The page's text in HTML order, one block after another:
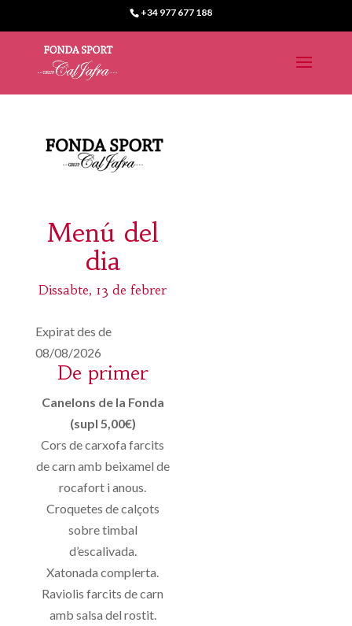
+34 977 677 188
Menú del
dia
Dissabte, 13 de febrer
Expirat des de
08/08/2026
De primer
Canelons de la Fonda
(supl 5,00€)
Cors de carxofa farcits
de carn amb beixamel de
rocafort i anous.
Croquetes de calçots
sobre timbal
d’escalivada.
Xatonada complerta.
Raviolis farcits de carn
amb salsa del rostit.